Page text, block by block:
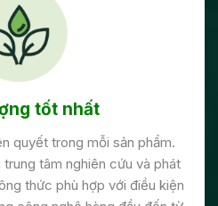
tốt nhất
quyết trong mỗi sản phẩm.
tâm nghiên cứu và phát
thức phù hợp với điều kiện